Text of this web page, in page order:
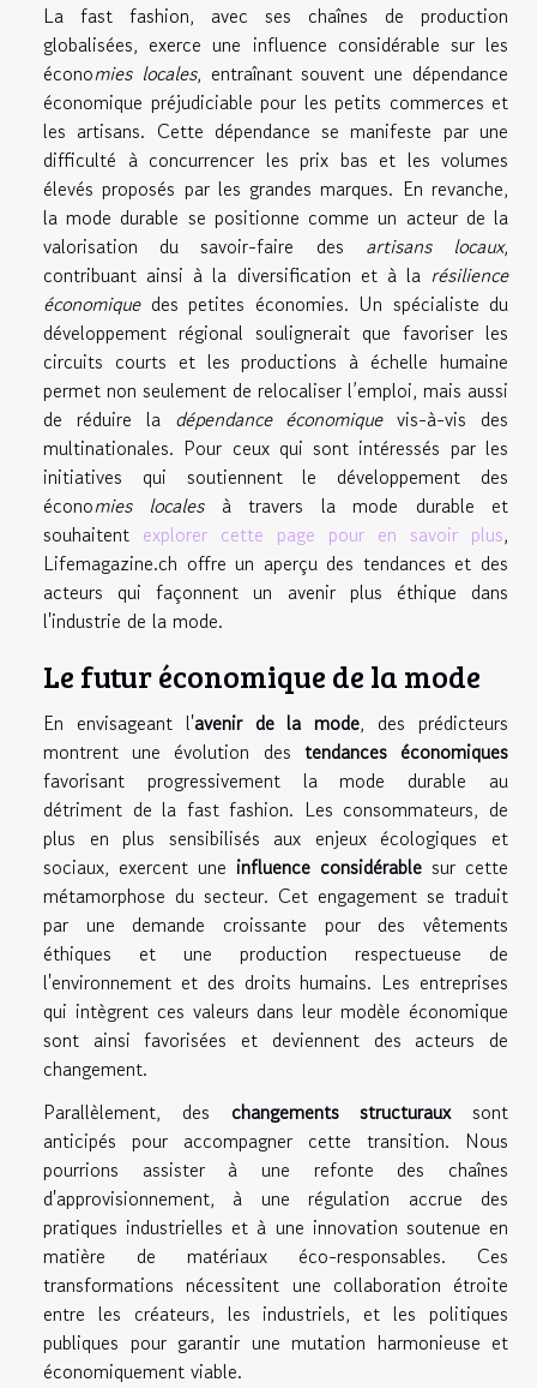
La fast fashion, avec ses chaînes de production
globalisées, exerce une influence considérable sur les
économies locales, entraînant souvent une dépendance
économique préjudiciable pour les petits commerces et
les artisans. Cette dépendance se manifeste par une
difficulté à concurrencer les prix bas et les volumes
élevés proposés par les grandes marques. En revanche,
la mode durable se positionne comme un acteur de la
valorisation du savoir-faire des artisans locaux,
contribuant ainsi à la diversification et à la résilience
économiquedes petites économies. Un spécialiste du
développement régional soulignerait que favoriser les
circuits courts et les productions à échelle humaine
permet non seulement de relocaliser l’emploi, mais aussi
de réduire la dépendance économiquevis-à-vis des
multinationales. Pour ceux qui sont intéressés par les
initiatives qui soutiennent le développement des
économies localesà travers la mode durable et
souhaitent explorer cette page pour en savoir plus,
Lifemagazine.ch offre un aperçu des tendances et des
acteurs qui façonnent un avenir plus éthique dans
l'industrie de la mode.
Le futur économique de la mode
En envisageant l'avenir de la mode, des prédicteurs
montrent une évolution des tendances économiques
favorisant progressivement la mode durable au
détriment de la fast fashion. Les consommateurs, de
plus en plus sensibilisés aux enjeux écologiques et
sociaux, exercent une influence considérable sur cette
métamorphose du secteur. Cet engagement se traduit
par une demande croissante pour des vêtements
éthiques et une production respectueuse de
l'environnement et des droits humains. Les entreprises
qui intègrent ces valeurs dans leur modèle économique
sont ainsi favorisées et deviennent des acteurs de
changement.
Parallèlement, des changements structurauxsont
anticipés pour accompagner cette transition. Nous
pourrions assister à une refonte des chaînes
d'approvisionnement, à une régulation accrue des
pratiques industrielles et à une innovation soutenue en
matière de matériaux éco-responsables. Ces
transformations nécessitent une collaboration étroite
entre les créateurs, les industriels, et les politiques
publiques pour garantir une mutation harmonieuse et
économiquement viable.